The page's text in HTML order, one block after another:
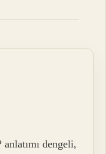
dengeli,